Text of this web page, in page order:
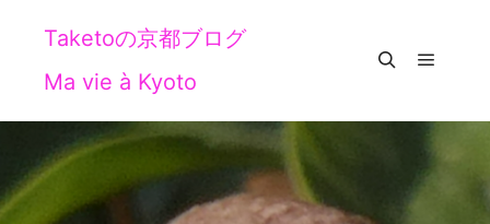
Taketoの京都ブログ
Ma vie à Kyoto